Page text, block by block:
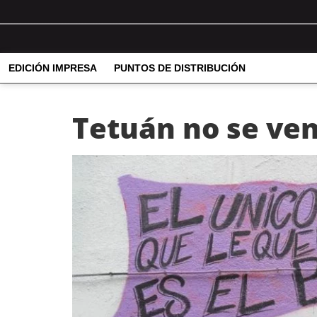
EDICIÓN IMPRESA PUNTOS DE DISTRIBUCIÓN
Tetuán no se